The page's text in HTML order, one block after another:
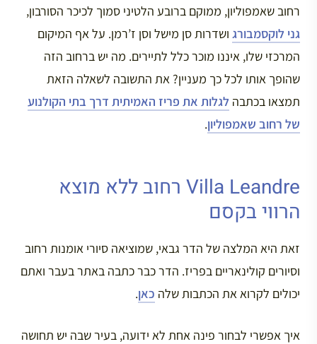
רחוב שאמפוליון, ממוקם ברובע הלטיני סמוך לכיכר הסורבון,
גני לוקסמבורג ושדרות סן מישל וסן ז’רמן. על אף המיקום
המרכזי שלו, איננו מוכר כלל לתיירים. מה יש ברחוב הזה
שהופך אותו לכל כך מעניין? את התשובה לשאלה הזאת
תמצאו בכתבה לגלות את פריז האמיתית דרך בתי הקולנוע
של רחוב שאמפוליון.
Villa Leandre רחוב ללא מוצא
הרווי בקסם
זאת היא המלצה של הדר גבאי, שמוציאה סיורי אומנות רחוב
וסיורים קולינאריים בפריז. הדר כבר כתבה באתר בעבר ואתם
יכולים לקרוא את הכתבות שלה כאן.
איך אפשרי לבחור פינה אחת לא ידועה, בעיר שבה יש תחושה